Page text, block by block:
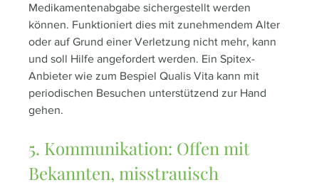
Medikamentenabgabe sichergestellt werden
können. Funktioniert dies mit zunehmendem Alter
oder auf Grund einer Verletzung nicht mehr, kann
und soll Hilfe angefordert werden. Ein Spitex-
Anbieter wie zum Bespiel Qualis Vita kann mit
periodischen Besuchen unterstützend zur Hand
gehen.
5. Kommunikation: Offen mit
Bekannten, misstrauisch